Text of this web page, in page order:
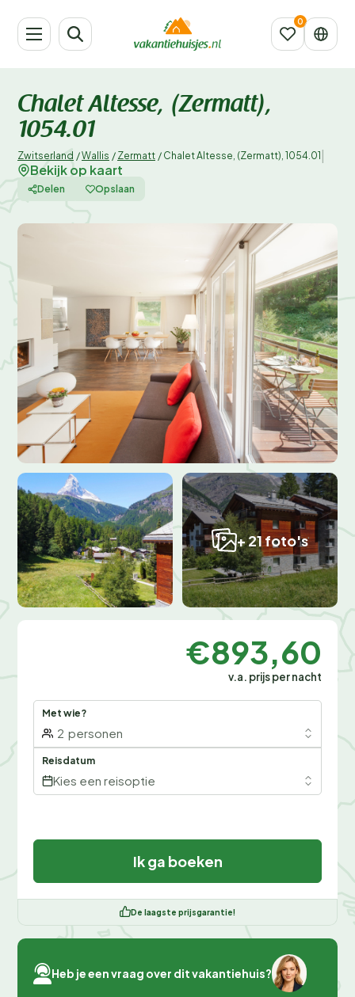
Chalet Altesse, (Zermatt),
1054.01
Zwitserland /Wallis / Zermatt / Chalet Altesse, (Zermatt), 1054.01
Bekijk op kaart
Delen Opslaan
+ 21 foto's
€893,60
v.a. prijs per nacht
Met wie?
2 personen
Reisdatum
Kies een reisoptie
Ik ga boeken
De laagste prijsgarantie!
Heb je een vraag over dit vakantiehuis?